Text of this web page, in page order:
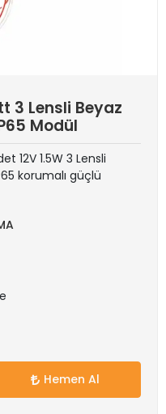
3 Lensli Beyaz
Modül
12V 1.5W 3 Lensli
korumalı güçlü
Hemen Al